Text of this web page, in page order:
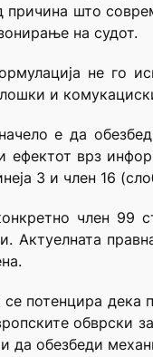
причина што
на судот.
не го
и
е да
ефектот врз
3 и член 16
член 99
Актуелната
потенцира дека
обврски
да обезбеди